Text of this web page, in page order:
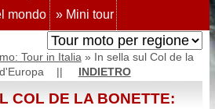
mondo » Mini tour
Tour in Italia » In sella sul Col de la
d'Europa || INDIETRO
COL DE LA BONETTE: